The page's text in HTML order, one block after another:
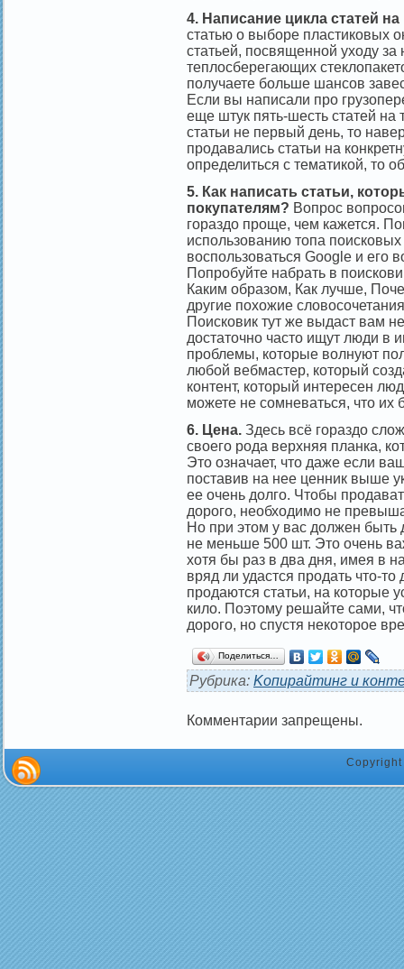
4. Написание цикла статей
статью о выборе пластиковых
статьей, посвященной уходу
теплосберегающих
получаете больше шансов
Если вы написали про
еще штук пять-шесть статей
статьи не первый день, то
продавались статьи на
определиться с тематикой, то
5. Как написать статьи,
покупателям? Вопрос
гораздо проще, чем кажется.
использованию топа
воспользоваться Google и его
Попробуйте набрать в
Каким образом, Как лучше,
другие похожие
Поисковик тут же выдаст вам
достаточно часто ищут люди в
проблемы, которые волнуют
любой вебмастер, который
контент, который интересен
можете не сомневаться, что их
6. Цена. Здесь всё гораздо
своего рода верхняя планка,
Это означает, что даже если
поставив на нее ценник выше
ее очень долго. Чтобы
дорого, необходимо не
Но при этом у вас должен быть
не меньше 500 шт. Это очень
хотя бы раз в два дня, имея в
вряд ли удастся продать что-
продаются статьи, на которые
кило. Поэтому решайте сами,
дорого, но спустя некоторое
Поделиться…
Рубрика: Kопирайтинг и
Комментарии запрещены.